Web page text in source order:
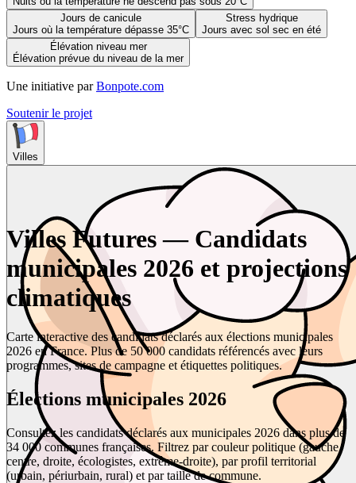
Jours de canicule
Jours où la température dépasse 35°C
Stress hydrique
Jours avec sol sec en été
Élévation niveau mer
Élévation prévue du niveau de la mer
Une initiative par Bonpote.com
Soutenir le projet
Villes
Villes Futures — Candidats
municipales 2026 et projections
climatiques
Carte interactive des candidats déclarés aux élections municipales
2026 en France. Plus de 50 000 candidats référencés avec leurs
programmes, sites de campagne et étiquettes politiques.
Élections municipales 2026
Consultez les candidats déclarés aux municipales 2026 dans plus de
34 000 communes françaises. Filtrez par couleur politique (gauche,
centre, droite, écologistes, extrême-droite), par profil territorial
(urbain, périurbain, rural) et par taille de commune.